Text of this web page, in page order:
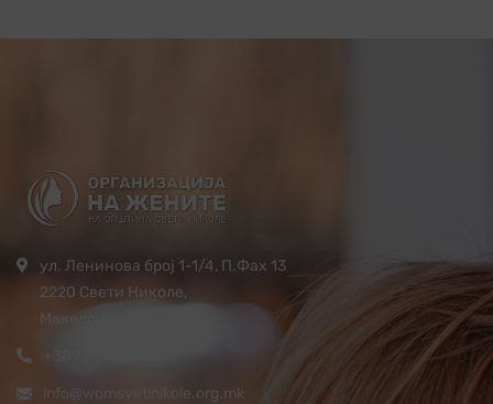
ул. Ленинова број 1-1/4, П.Фах 13
2220 Свети Николе,
Македонија
info@womsvetinikole.org.mk